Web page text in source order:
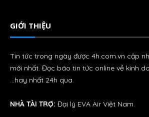
GIỚI THIỆU
Tin tức trong ngày được 4h.com.vn cập
mới nhất. Đọc báo tin tức online về kinh
…hay nhất 24h qua.
NHÀ TÀI TRỢ: Đại lý EVA Air Việt Nam.